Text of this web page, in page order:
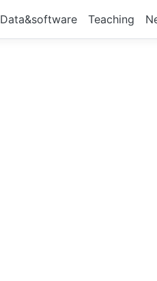
Data&software Teaching